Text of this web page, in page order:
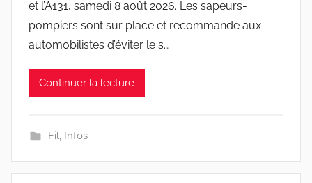
et l’A131, samedi 8 août 2026. Les sapeurs-
pompiers sont sur place et recommande aux
automobilistes d’éviter le s…
Continuer la lecture
Fil Infos